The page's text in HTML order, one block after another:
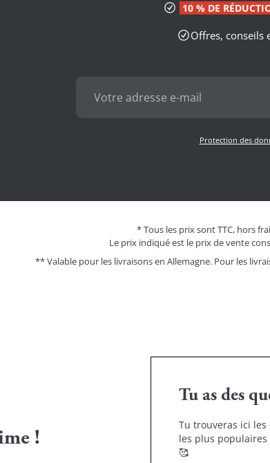
10 % DE
Offres, conseils
Protection des
* Tous les prix sont TTC, hors
Le prix indiqué est le prix de vente
** Valable pour les livraisons en Allemagne. Pour les
!
Tu as des
Tu trouveras ici
les plus populaires
🥰